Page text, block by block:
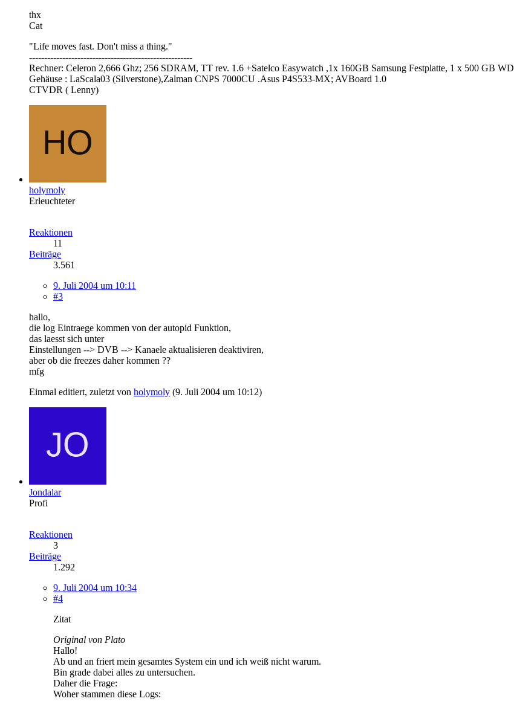
thx
Cat
"Life moves fast. Don't miss a thing."
------------------------------------------------------
Rechner: Celeron 2,666 Ghz; 256 SDRAM, TT rev. 1.6 +Satelco Easywatch ,1x 160GB Samsung Festplatte, 1 x 500 GB WD
Gehäuse : LaScala03 (Silverstone),Zalman CNPS 7000CU .Asus P4S533-MX; AVBoard 1.0
CTVDR ( Lenny)
holymoly
Erleuchteter
Reaktionen
11
Beiträge
3.561
9. Juli 2004 um 10:11
#3
hallo,
die log Eintraege kommen von der autopid Funktion,
das laesst sich unter
Einstellungen --> DVB --> Kanaele aktualisieren deaktiviren,
aber ob die freezes daher kommen ??
mfg
Einmal editiert, zuletzt von holymoly (9. Juli 2004 um 10:12)
Jondalar
Profi
Reaktionen
3
Beiträge
1.292
9. Juli 2004 um 10:34
#4
Zitat
Original von Plato
Hallo!
Ab und an friert mein gesamtes System ein und ich weiß nicht warum.
Bin grade dabei alles zu untersuchen.
Daher die Frage:
Woher stammen diese Logs: